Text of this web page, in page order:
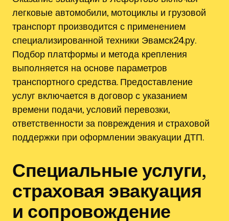
легковые автомобили, мотоциклы и грузовой
транспорт производится с применением
специализированной техники Эвамск24.ру.
Подбор платформы и метода крепления
выполняется на основе параметров
транспортного средства. Предоставление
услуг включается в договор с указанием
времени подачи, условий перевозки,
ответственности за повреждения и страховой
поддержки при оформлении эвакуации ДТП.
Специальные услуги,
страховая эвакуация
и сопровождение